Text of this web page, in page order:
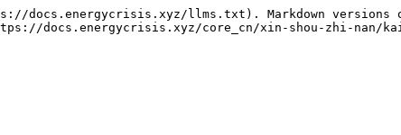
docs.energycrisis.xyz/llms.txt). Markdown versions
docs.energycrisis.xyz/core_cn/xin-shou-zhi-nan/